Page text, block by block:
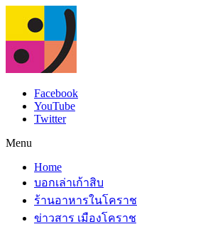
Facebook
YouTube
Twitter
Menu
Home
บอกเล่าเก้าสิบ
ร้านอาหารในโคราช
ข่าวสาร เมืองโคราช